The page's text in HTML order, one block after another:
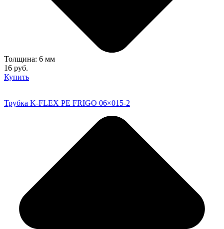
Толщина: 6 мм
16 руб.
Купить
Трубка K-FLEX PE FRIGO 06×015-2